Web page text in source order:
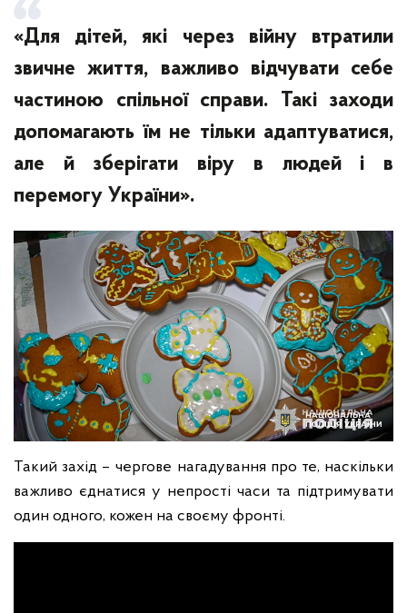
«Для дітей, які через війну втратили
звичне життя, важливо відчувати себе
частиною спільної справи. Такі заходи
допомагають їм не тільки адаптуватися,
але й зберігати віру в людей і в
перемогу України».
Такий захід – чергове нагадування про те, наскільки
важливо єднатися у непрості часи та підтримувати
один одного, кожен на своєму фронті.